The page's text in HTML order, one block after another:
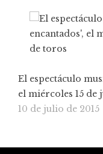
El espectáculo
el miércoles 15 de
10 de julio de 2015